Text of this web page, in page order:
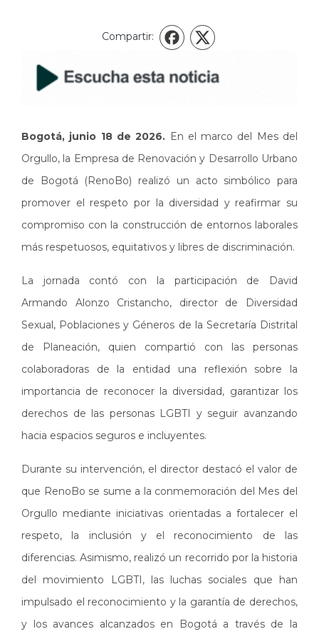
Compartir: Facebook
X
Bogotá, junio 18 de 2026. En el marco del Mes del
Orgullo, la Empresa de Renovación y Desarrollo Urbano
de Bogotá (RenoBo) realizó un acto simbólico para
promover el respeto por la diversidad y reafirmar su
compromiso con la construcción de entornos laborales
más respetuosos, equitativos y libres de discriminación.
La jornada contó con la participación de David
Armando Alonzo Cristancho, director de Diversidad
Sexual, Poblaciones y Géneros de la Secretaría Distrital
de Planeación, quien compartió con las personas
colaboradoras de la entidad una reflexión sobre la
importancia de reconocer la diversidad, garantizar los
derechos de las personas LGBTI y seguir avanzando
hacia espacios seguros e incluyentes.
Durante su intervención, el director destacó el valor de
que RenoBo se sume a la conmemoración del Mes del
Orgullo mediante iniciativas orientadas a fortalecer el
respeto, la inclusión y el reconocimiento de las
diferencias. Asimismo, realizó un recorrido por la historia
del movimiento LGBTI, las luchas sociales que han
impulsado el reconocimiento y la garantía de derechos,
y los avances alcanzados en Bogotá a través de la